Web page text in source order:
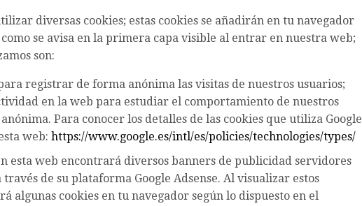
diversas cookies; estas cookies se añadirán en tu navegador
se avisa en la primera capa visible al entrar en nuestra web;
son:
registrar de forma anónima las visitas de nuestros usuarios;
en la web para estudiar el comportamiento de nuestros
Para conocer los detalles de las cookies que utiliza Google
web: https://www.google.es/intl/es/policies/technologies/types/
esta web encontrará diversos banners de publicidad servidores
de su plataforma Google Adsense. Al visualizar estos
algunas cookies en tu navegador según lo dispuesto en el